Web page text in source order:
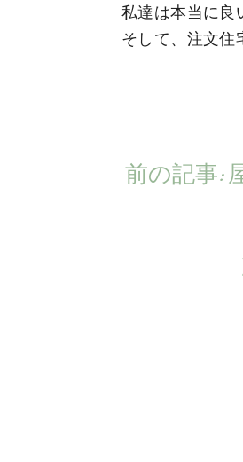
私達は本当に良
そして、注文住
投
前の記事: